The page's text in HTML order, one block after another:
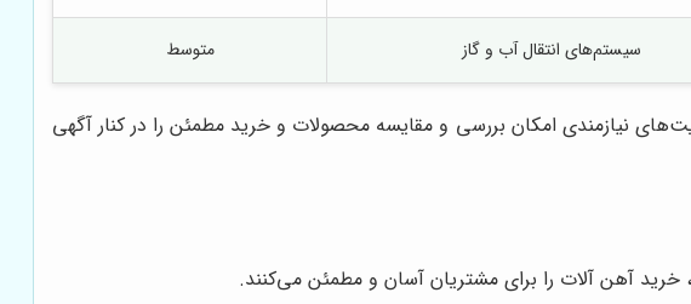
سیستم‌های انتقال آب و گاز متوسط
نیازمندی امکان بررسی و مقایسه محصولات و خرید مطمئن را در کنار آگهی
آهن آلات را برای مشتریان آسان و مطمئن می‌کنند.